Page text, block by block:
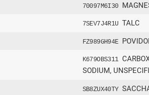
70097M6I30
7SEV7J4R1U TALC
FZ989GH94E
K679OBS311
SODIUM,
SB8ZUX40TY